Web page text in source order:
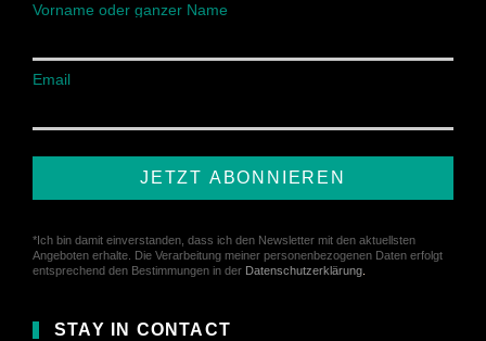
STAY IN CONTACT
Vorname oder ganzer Name
Email
JETZT ABONNIEREN
*Ich bin damit einverstanden, dass ich den Newsletter mit den aktuellsten
Angeboten erhalte. Die Verarbeitung meiner personenbezogenen Daten erfolgt
entsprechend den Bestimmungen in der Datenschutzerklärung